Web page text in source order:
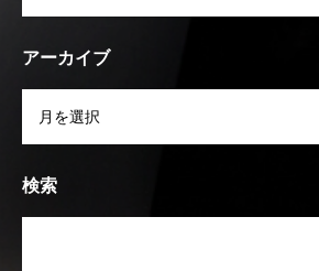
アーカイブ
検索